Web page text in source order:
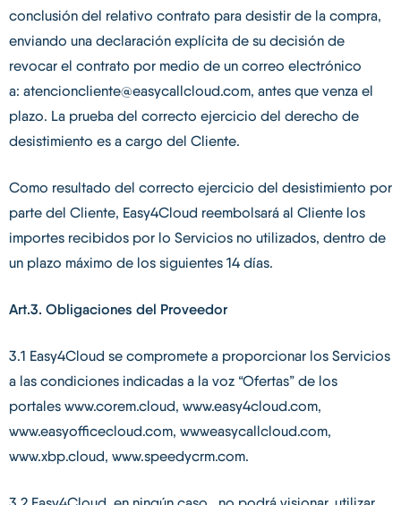
conclusión del relativo contrato para desistir de la compra,
enviando una declaración explícita de su decisión de
revocar el contrato por medio de un correo electrónico
a: atencioncliente@easycallcloud.com, antes que venza el
plazo. La prueba del correcto ejercicio del derecho de
desistimiento es a cargo del Cliente.
Como resultado del correcto ejercicio del desistimiento por
parte del Cliente, Easy4Cloud reembolsará al Cliente los
importes recibidos por lo Servicios no utilizados, dentro de
un plazo máximo de los siguientes 14 días.
Art.3. Obligaciones del Proveedor
3.1 Easy4Cloud se compromete a proporcionar los Servicios
a las condiciones indicadas a la voz “Ofertas” de los
portales www.corem.cloud, www.easy4cloud.com,
www.easyofficecloud.com, wwweasycallcloud.com,
www.xbp.cloud, www.speedycrm.com.